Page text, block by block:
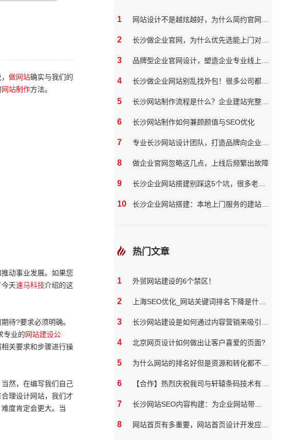
做网站确实与我们的
网站制作方法。
动事业发展。如果您
天速马科技介绍的这
待?要求必须明确。
专业的网站建设公
关要求和步骤进行操
然，在编写我们自己
理设计网站，我们才
度肯定会更大。当
1
2
3
4
5
6 长沙网站制作如何兼顾颜值与SEO优化
7
8 做企业官网忽略这几点，上线后频繁出故障
9
10
热门文章
1 外贸网站建设的6个禁区！
2
3
4 北京网页设计如何做出让客户喜爱的页面?
5
6
7
8